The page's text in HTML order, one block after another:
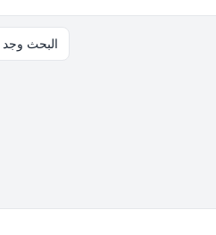
البحث وجد 0 تطابق • صفحة